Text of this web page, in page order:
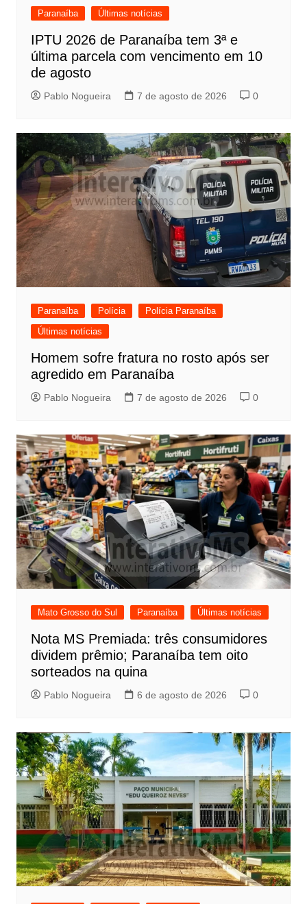
Paranaíba Últimas notícias
IPTU 2026 de Paranaíba tem 3ª e
última parcela com vencimento em 10
de agosto
Pablo Nogueira 7 de agosto de 2026 0
Paranaíba Polícia
Polícia Paranaíba
Últimas notícias
Homem sofre fratura no rosto após ser
agredido em Paranaíba
Pablo Nogueira 7 de agosto de 2026 0
Mato Grosso do Sul Paranaíba Últimas notícias
Nota MS Premiada: três consumidores
dividem prêmio; Paranaíba tem oito
sorteados na quina
Pablo Nogueira 6 de agosto de 2026 0